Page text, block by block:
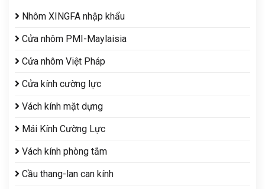
Nhôm XINGFA nhập khẩu
Cửa nhôm PMI-Maylaisia
Cửa nhôm Việt Pháp
Cửa kính cường lực
Vách kính mặt dựng
Mái Kính Cường Lực
Vách kính phòng tắm
Cầu thang-lan can kính